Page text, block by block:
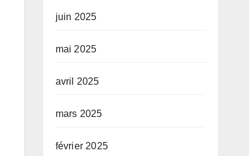
juin 2025
mai 2025
avril 2025
mars 2025
février 2025